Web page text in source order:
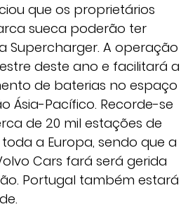
que os proprietários
sueca poderão ter
Supercharger. A operação
deste ano e facilitará a
de baterias no espaço
Ásia-Pacífico. Recorde-se
de 20 mil estações de
a Europa, sendo que a
Cars fará será gerida
Portugal também estará